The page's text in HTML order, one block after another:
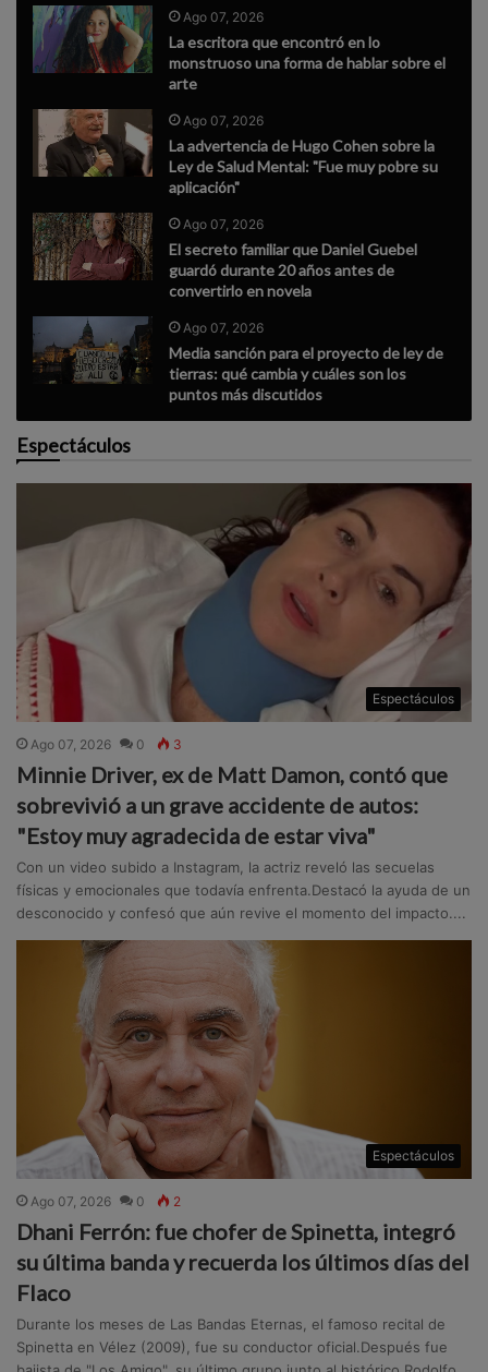
Ago 07, 2026
La escritora que encontró en lo
monstruoso una forma de hablar sobre el
arte
Ago 07, 2026
La advertencia de Hugo Cohen sobre la
Ley de Salud Mental: "Fue muy pobre su
aplicación"
Ago 07, 2026
El secreto familiar que Daniel Guebel
guardó durante 20 años antes de
convertirlo en novela
Ago 07, 2026
Media sanción para el proyecto de ley de
tierras: qué cambia y cuáles son los
puntos más discutidos
Espectáculos
Espectáculos
Ago 07, 2026 0 3
Minnie Driver, ex de Matt Damon, contó que
sobrevivió a un grave accidente de autos:
"Estoy muy agradecida de estar viva"
Con un video subido a Instagram, la actriz reveló las secuelas
físicas y emocionales que todavía enfrenta.Destacó la ayuda de un
desconocido y confesó que aún revive el momento del impacto....
Espectáculos
Ago 07, 2026 0 2
Dhani Ferrón: fue chofer de Spinetta, integró
su última banda y recuerda los últimos días del
Flaco
Durante los meses de Las Bandas Eternas, el famoso recital de
Spinetta en Vélez (2009), fue su conductor oficial.Después fue